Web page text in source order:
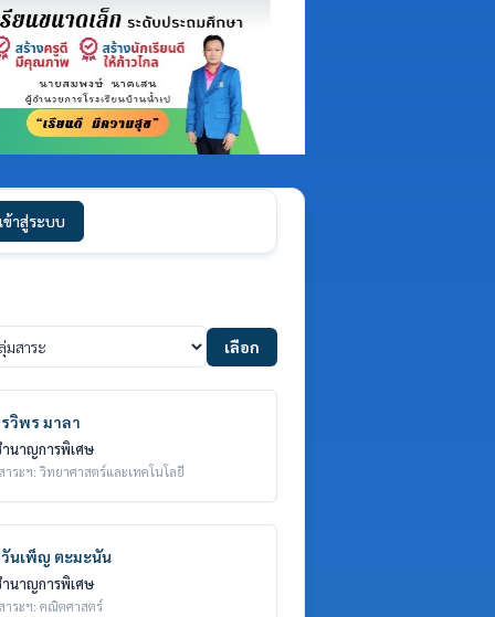
เข้าสู่ระบบ
เลือก
วิพร มาลา
ำนาญการพิเศษ
าระฯ: วิทยาศาสตร์และเทคโนโลยี
นเพ็ญ ตะมะนัน
ำนาญการพิเศษ
าระฯ: คณิตศาสตร์